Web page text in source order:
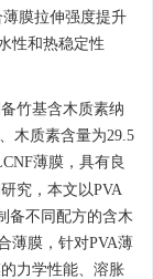
薄膜拉伸强度提升
性和热稳定性
竹基含木质素纳
木质素含量为29.5
薄膜，具有良
究，本文以PVA
备不同配方的含木
薄膜，针对PVA薄
力学性能、溶胀